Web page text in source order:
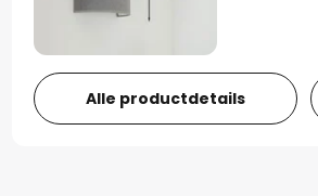
Alle productdetails